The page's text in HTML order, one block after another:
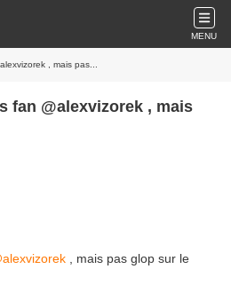
MENU
, mais pas...
fan @alexvizorek , mais
, mais pas glop sur le